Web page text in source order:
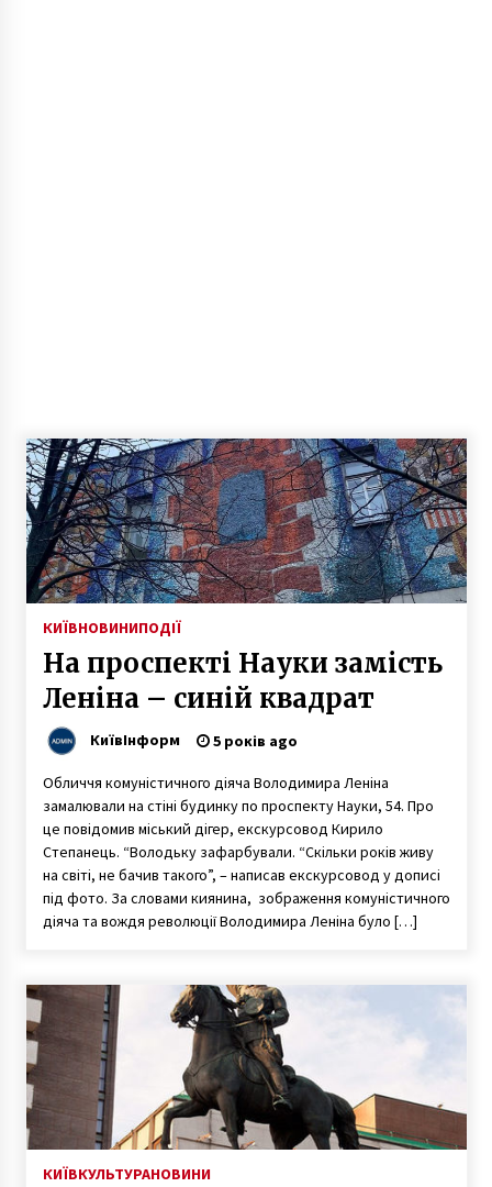
Суд зняв арешт з «вертолітного
майданчика» Януковича
7 років ago
Увага! З вечора 12 до ранку 14 жовтня
заборонять рух проспектом Перемоги для
монтажу фрагменту Шулявського
7 років ago
У Києві з одного скандального будівельного
гіпермаркета зняли гігантські банери
6 років ago
чому росіяни не зможуть відвоювати все
назад
4 роки ago
В Киеве прошло факельное шествие в
годовщину разгона Майдана (ФОТО)
8 років ago
багатоповерхівку
6 років ago
КИЇВНОВИНИПОДІЇ
На проспекті Науки замість
Леніна – синій квадрат
КиївІнформ 5 років ago
Обличчя комуністичного діяча Володимира Леніна
замалювали на стіні будинку по проспекту Науки, 54. Про
це повідомив міський дігер, екскурсовод Кирило
Степанець. “Володьку зафарбували. “Скільки років живу
на світі, не бачив такого”, – написав екскурсовод у дописі
під фото. За словами киянина, зображення комуністичного
діяча та вождя революції Володимира Леніна було […]
КИЇВКУЛЬТУРАНОВИНИ